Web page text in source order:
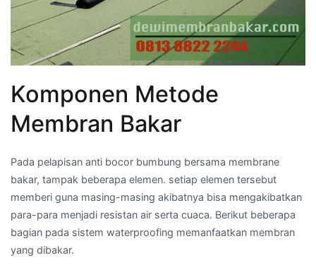
Komponen Metode
Membran Bakar
Pada pelapisan anti bocor bumbung bersama membrane
bakar, tampak beberapa elemen. setiap elemen tersebut
memberi guna masing-masing akibatnya bisa mengakibatkan
para-para menjadi resistan air serta cuaca. Berikut beberapa
bagian pada sistem waterproofing memanfaatkan membran
yang dibakar.